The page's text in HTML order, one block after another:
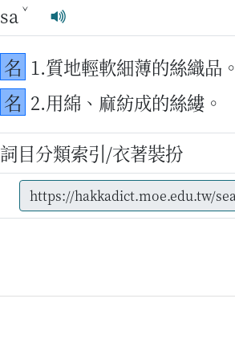
sa ˇ
名 1.質地輕軟細薄的絲織品。
名 2.用綿、麻紡成的絲縷。
詞目分類索引/衣著裝扮